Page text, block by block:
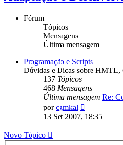
Fórum
Tópicos
Mensagens
Última mensagem
Programação e Scripts
Dúvidas e Dicas sobre HMTL,
137 Tópicos
468 Mensagens
Última mensagem Re:
porcgmkal
última
13 Set 2007, 18:35
Novo Tópico